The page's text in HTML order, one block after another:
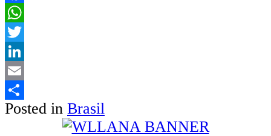
Facebook
WhatsApp
Twitter
LinkedIn
Email
Share
Posted in Brasil